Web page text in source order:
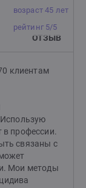
вам
— более 10
сочетая
и
ваши
ситуацию.
а
возникших
раскрыть и
возраст 45 лет
рейтинг 5/5
ОТЗЫВ
клиентам
Использую
в профессии.
связаны с
Мои методы